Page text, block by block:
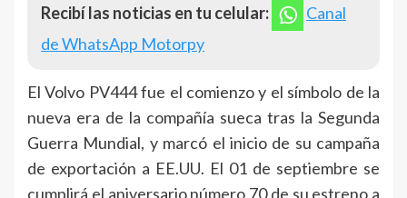
Recibí las noticias en tu celular:
Canal
de WhatsApp Motorpy
El Volvo PV444 fue el comienzo y el símbolo de la
nueva era de la compañía sueca tras la Segunda
Guerra Mundial, y marcó el inicio de su campaña
de exportación a EE.UU. El 01 de septiembre se
cumplirá el aniversario número 70 de su estreno a